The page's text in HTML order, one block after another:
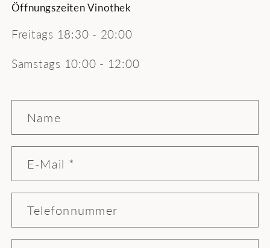
Öffnungszeiten Vinothek
Freitags 18:30 - 20:00
Samstags 10:00 - 12:00
Name
E-Mail *
Telefonnummer